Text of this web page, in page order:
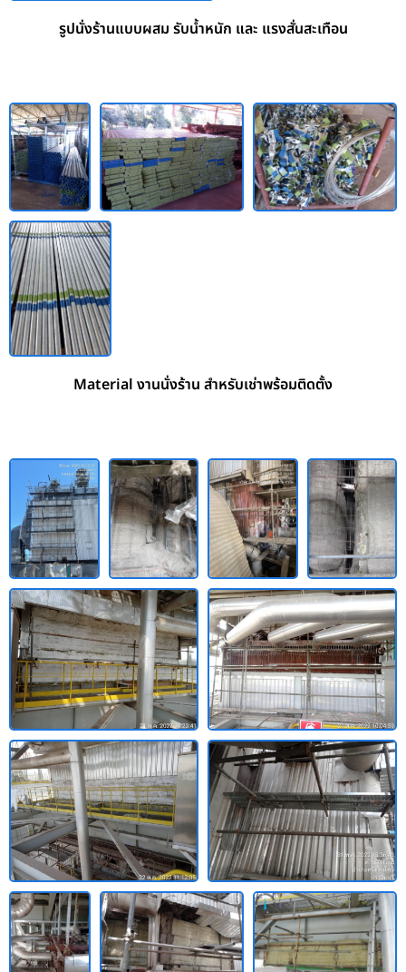
รูปนั่งร้านแบบผสม รับน้ำหนัก และ แรงสั่นสะเทือน
Material งานนั่งร้าน สำหรับเช่าพร้อมติดตั้ง